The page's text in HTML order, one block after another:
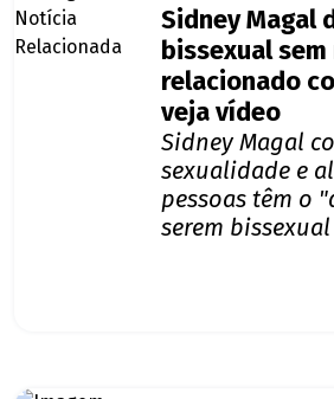
Sidney Magal
bissexual
relacionado
veja vídeo
Sidney Magal
sexualidade e
pessoas têm o
serem bissexual